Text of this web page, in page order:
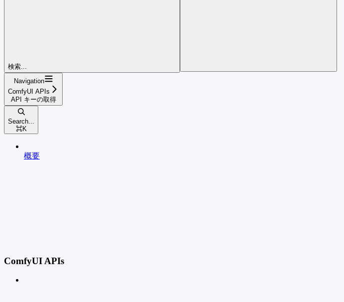
検索...
Navigation
ComfyUI APIs
API キーの取得
Search...
⌘K
概要
ComfyUI APIs